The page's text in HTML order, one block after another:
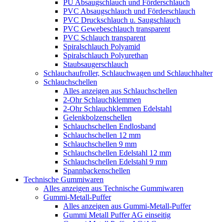
PU Absaugschlauch und Förderschlauch
PVC Absaugschlauch und Förderschlauch
PVC Druckschlauch u. Saugschlauch
PVC Gewebeschlauch transparent
PVC Schlauch transparent
Spiralschlauch Polyamid
Spiralschlauch Polyurethan
Staubsaugerschlauch
Schlauchaufroller, Schlauchwagen und Schlauchhalter
Schlauchschellen
Alles anzeigen aus Schlauchschellen
2-Ohr Schlauchklemmen
2-Ohr Schlauchklemmen Edelstahl
Gelenkbolzenschellen
Schlauchschellen Endlosband
Schlauchschellen 12 mm
Schlauchschellen 9 mm
Schlauchschellen Edelstahl 12 mm
Schlauchschellen Edelstahl 9 mm
Spannbackenschellen
Technische Gummiwaren
Alles anzeigen aus Technische Gummiwaren
Gummi-Metall-Puffer
Alles anzeigen aus Gummi-Metall-Puffer
Gummi Metall Puffer AG einseitig